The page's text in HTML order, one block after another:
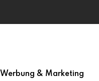
Werbung & Marketing